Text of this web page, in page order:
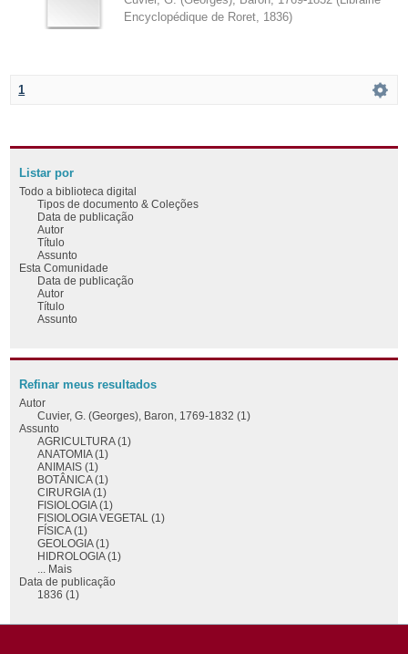
Encyclopédique de Roret 1836)
1
Listar por
Todo a biblioteca digital
Tipos de documento & Coleções
Data de publicação
Autor
Título
Assunto
Esta Comunidade
Data de publicação
Autor
Título
Assunto
Refinar meus resultados
Autor
Cuvier, G. (Georges), Baron, 1769-1832 (1)
Assunto
AGRICULTURA (1)
ANATOMIA (1)
ANIMAIS (1)
BOTÂNICA (1)
CIRURGIA (1)
FISIOLOGIA (1)
FISIOLOGIA VEGETAL (1)
FÍSICA (1)
GEOLOGIA (1)
HIDROLOGIA (1)
... Mais
Data de publicação
1836 (1)